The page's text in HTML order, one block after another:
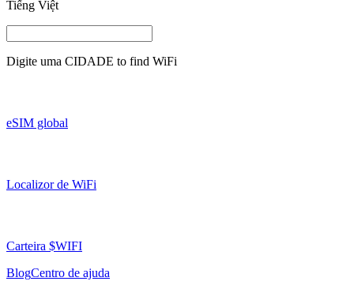
Tiếng Việt
Digite uma CIDADE to find WiFi
eSIM global
Localizor de WiFi
Carteira $WIFI
BlogCentro de ajuda